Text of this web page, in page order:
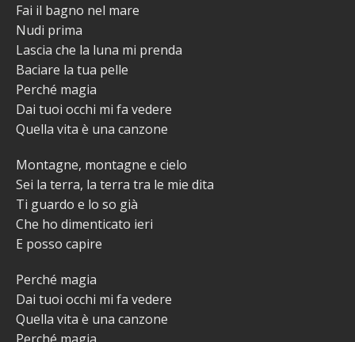
Fai il bagno nel mare
Nudi prima
Lascia che la luna mi prenda
Baciare la tua pelle
Perché magia
Dai tuoi occhi mi fa vedere
Quella vita è una canzone
Montagne, montagne e cielo
Sei la terra, la terra tra le mie dita
Ti guardo e lo so già
Che ho dimenticato ieri
E posso capire
Perché magia
Dai tuoi occhi mi fa vedere
Quella vita è una canzone